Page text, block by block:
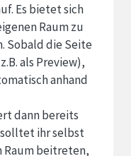
Es bietet sich
Raum zu
Sobald die Seite
als Preview),
anhand
dann bereits
solltet ihr selbst
Raum beitreten,